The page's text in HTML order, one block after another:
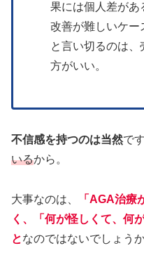
果には個人差があ
改善が難しいケー
と言い切るのは、
方がいい。
不信感を持つのは当然で
いるから。
大事なのは、
「AGA治療
く、「何が怪しくて、何
となのではないでしょうか